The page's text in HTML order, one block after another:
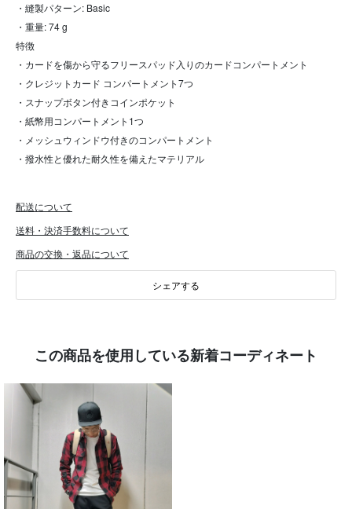
・縫製パターン: Basic
・重量: 74 g
特徴
・カードを傷から守るフリースパッド入りのカードコンパートメント
・クレジットカード コンパートメント7つ
・スナップボタン付きコインポケット
・紙幣用コンパートメント1つ
・メッシュウィンドウ付きのコンパートメント
・撥水性と優れた耐久性を備えたマテリアル
配送について
送料・決済手数料について
商品の交換・返品について
シェアする
この商品を使用している新着コーディネート